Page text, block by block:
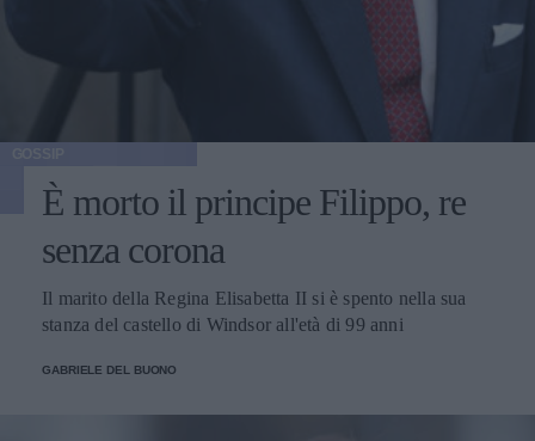
È morto il principe Filippo, re
senza corona
Il marito della Regina Elisabetta II si è spento nella sua
stanza del castello di Windsor all'età di 99 anni
GABRIELE DEL BUONO